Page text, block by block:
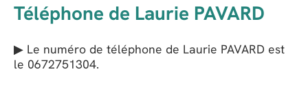
Téléphone de Laurie PAVARD
▶ Le numéro de téléphone de Laurie PAVARD est
le 0672751304.